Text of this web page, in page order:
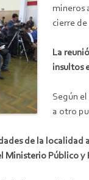
mineros
cierre
La
insultos
Según
a otro
de la localidad
Ministerio Público y